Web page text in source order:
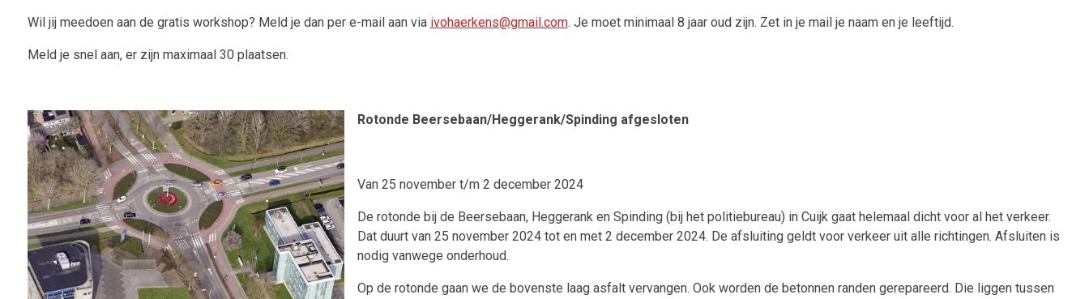
Wil jij meedoen aan de gratis workshop? Meld je dan per e-mail aan via ivohaerkens@gmail.com. Je moet minimaal 8 jaar oud zijn. Zet in je mail je naam en je leeftijd.
Meld je snel aan, er zijn maximaal 30 plaatsen.
Rotonde Beersebaan/Heggerank/Spinding afgesloten
Van 25 november t/m 2 december 2024
De rotonde bij de Beersebaan, Heggerank en Spinding (bij het politiebureau) in Cuijk gaat helemaal dicht voor al het verkeer.
Dat duurt van 25 november 2024 tot en met 2 december 2024. De afsluiting geldt voor verkeer uit alle richtingen. Afsluiten is
nodig vanwege onderhoud.
Op de rotonde gaan we de bovenste laag asfalt vervangen. Ook worden de betonnen randen gerepareerd. Die liggen tussen